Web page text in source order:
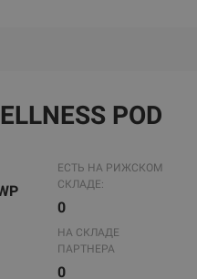
POD
ЕСТЬ НА РИЖСКОМ
СКЛАДЕ:
0
НА СКЛАДЕ
ПАРТНЕРА
0